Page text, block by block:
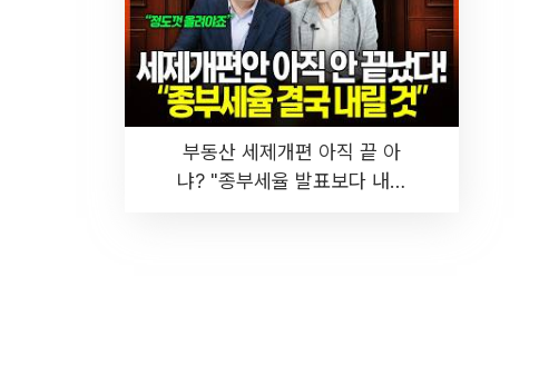
부동산 세제개편 아직 끝 아
냐? "종부세율 발표보다 내릴